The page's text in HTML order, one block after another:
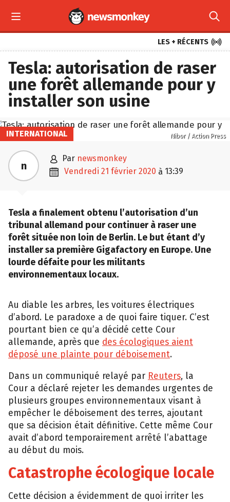
 
LES + RÉCENTS 
Tesla: autorisation de raser
une forêt allemande pour y
installer son usine
Nibor / Action Press
INTERNATIONAL
n  par newsmonkey
 vendredi 21 février 2020 à 13:39
Tesla a finalement obtenu l’autorisation d’un
tribunal allemand pour continuer à raser une
forêt située non loin de Berlin. Le but étant d’y
installer sa première Gigafactory en Europe. Une
lourde défaite pour les militants
environnementaux locaux.
Au diable les arbres, les voitures électriques
d’abord. Le paradoxe a de quoi faire tiquer. C’est
pourtant bien ce qu’a décidé cette Cour
allemande, après que des écologiques aient
déposé une plainte pour déboisement.
Dans un communiqué relayé par Reuters, la
Cour a déclaré rejeter les demandes urgentes de
plusieurs groupes environnementaux visant à
empêcher le déboisement des terres, ajoutant
que sa décision était définitive. Cette même Cour
avait d’abord temporairement arrêté l’abattage
au début du mois.
Catastrophe écologique locale
Cette décision a évidemment de quoi irriter les